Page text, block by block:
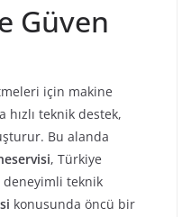
Güven
için makine
teknik destek,
Bu alanda
, Türkiye
deneyimli teknik
konusunda öncü bir